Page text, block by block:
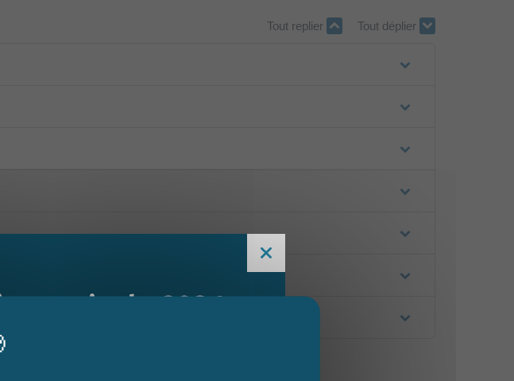
Tout replier
Tout déplier
estivale 2026